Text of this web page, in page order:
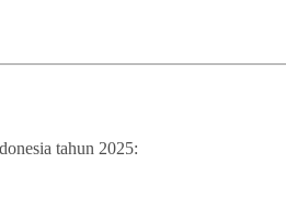
tahun 2025: